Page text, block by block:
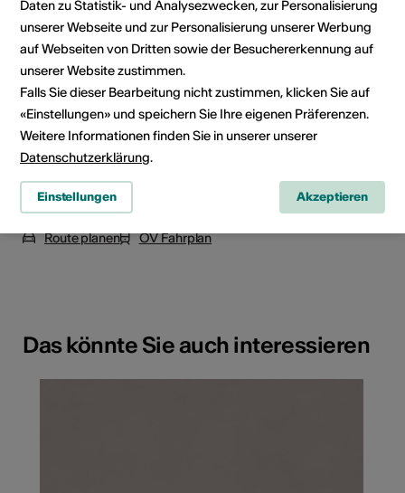
Route du Sanetsch 13, 1965 Savièse
Route planen
ÖV Fahrplan
Das könnte Sie auch interessieren
Daten zu Statistik- und Analysezwecken, zur Personalisierung
unserer Webseite und zur Personalisierung unserer Werbung
auf Webseiten von Dritten sowie der Besuchererkennung auf
unserer Website zustimmen.
Falls Sie dieser Bearbeitung nicht zustimmen, klicken Sie auf
«Einstellungen» und speichern Sie Ihre eigenen Präferenzen.
Weitere Informationen finden Sie in unserer unserer
Datenschutzerklärung.
Einstellungen Akzeptieren